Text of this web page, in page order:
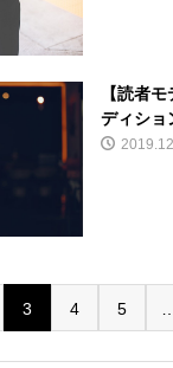
【読者
ディショ
3 4 5